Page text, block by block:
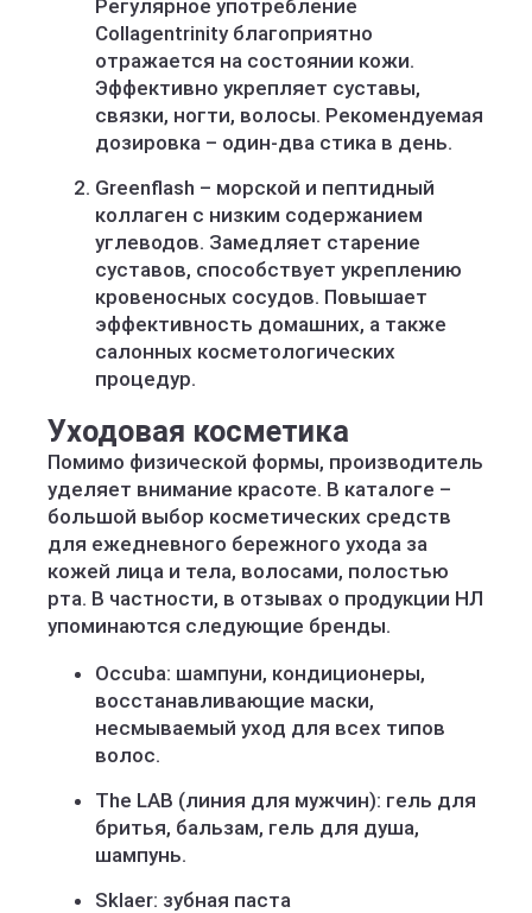
Регулярное употребление
Collagentrinity благоприятно
отражается на состоянии кожи.
Эффективно укрепляет суставы,
связки, ногти, волосы. Рекомендуемая
дозировка – один-два стика в день.
Greenflash – морской и пептидный
коллаген с низким содержанием
углеводов. Замедляет старение
суставов, способствует укреплению
кровеносных сосудов. Повышает
эффективность домашних, а также
салонных косметологических
процедур.
Уходовая косметика
Помимо физической формы, производитель
уделяет внимание красоте. В каталоге –
большой выбор косметических средств
для ежедневного бережного ухода за
кожей лица и тела, волосами, полостью
рта. В частности, в отзывах о продукции НЛ
упоминаются следующие бренды.
Occuba: шампуни, кондиционеры,
восстанавливающие маски,
несмываемый уход для всех типов
волос.
The LAB (линия для мужчин): гель для
бритья, бальзам, гель для душа,
шампунь.
Sklaer: зубная паста